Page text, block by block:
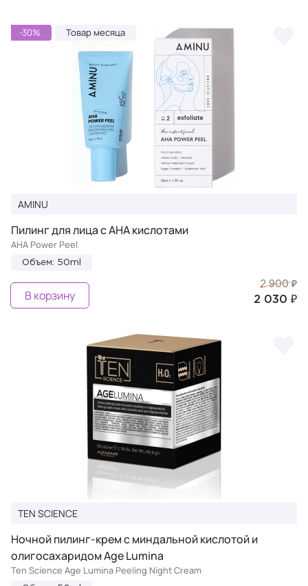
-30% Товар месяца
AMINU
Пилинг для лица с AHA кислотами
AHA Power Peel
Объем: 50ml
2 900 ₽
2 030 ₽
В корзину
TEN SCIENCE
Ночной пилинг-крем с миндальной кислотой и
олигосахаридом Age Lumina
Ten Science Age Lumina Peeling Night Cream